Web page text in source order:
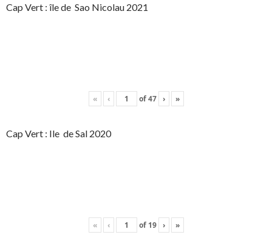
Cap Vert : île de Sao Nicolau 2021
« ‹ of47 › »
Cap Vert : Ile de Sal 2020
« ‹ of 19 › »